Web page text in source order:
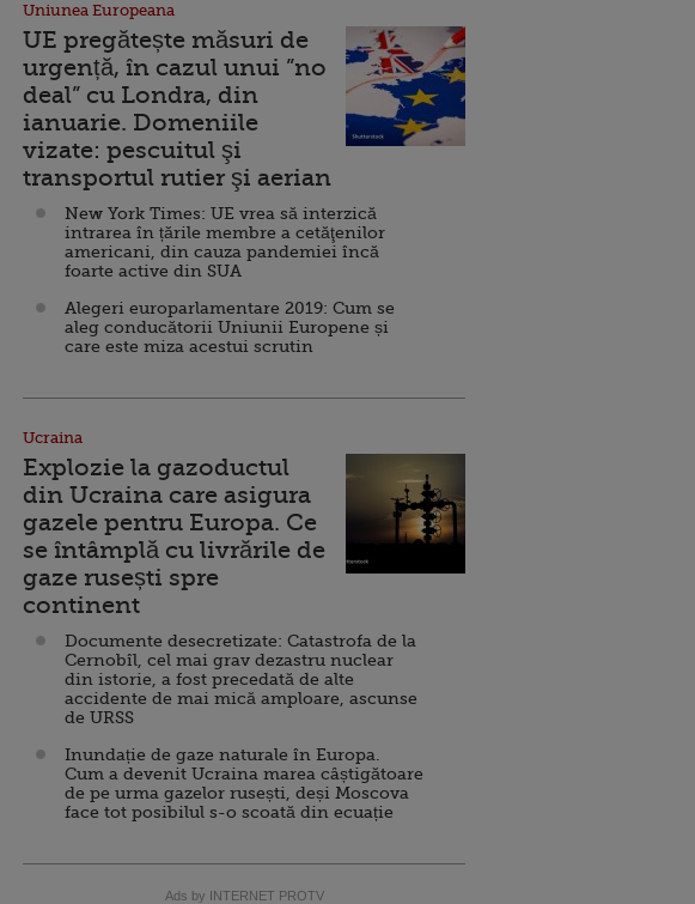
Uniunea Europeana
UE pregătește măsuri de
urgență, în cazul unui ”no
deal” cu Londra, din
ianuarie. Domeniile
vizate: pescuitul şi
transportul rutier şi aerian
New York Times: UE vrea să interzică
intrarea în țările membre a cetăţenilor
americani, din cauza pandemiei încă
foarte active din SUA
Alegeri europarlamentare 2019: Cum se
aleg conducătorii Uniunii Europene și
care este miza acestui scrutin
Ucraina
Explozie la gazoductul
din Ucraina care asigura
gazele pentru Europa. Ce
se întâmplă cu livrările de
gaze rusești spre
continent
Documente desecretizate: Catastrofa de la
Cernobîl, cel mai grav dezastru nuclear
din istorie, a fost precedată de alte
accidente de mai mică amploare, ascunse
de URSS
Inundație de gaze naturale în Europa.
Cum a devenit Ucraina marea câștigătoare
de pe urma gazelor rusești, deși Moscova
face tot posibilul s-o scoată din ecuație
Ads by INTERNET PROTV